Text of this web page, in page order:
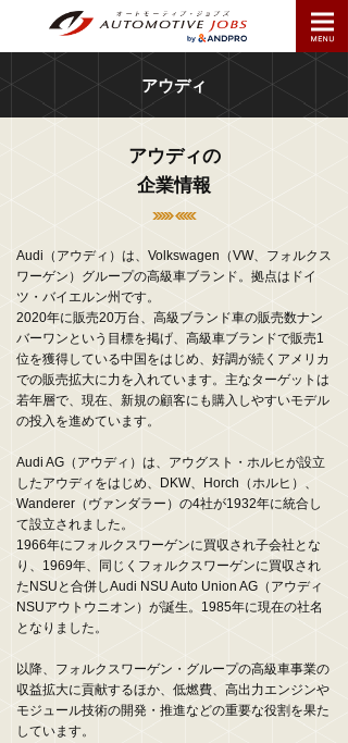
アウディ
アウディの
企業情報
Audi（アウディ）は、Volkswagen（VW、フォルクス
ワーゲン）グループの高級車ブランド。拠点はドイ
ツ・バイエルン州です。
2020年に販売20万台、高級ブランド車の販売数ナン
バーワンという目標を掲げ、高級車ブランドで販売1
位を獲得している中国をはじめ、好調が続くアメリカ
での販売拡大に力を入れています。主なターゲットは
若年層で、現在、新規の顧客にも購入しやすいモデル
の投入を進めています。
Audi AG（アウディ）は、アウグスト・ホルヒが設立
したアウディをはじめ、DKW、Horch（ホルヒ）、
Wanderer（ヴァンダラー）の4社が1932年に統合し
て設立されました。
1966年にフォルクスワーゲンに買収され子会社とな
り、1969年、同じくフォルクスワーゲンに買収され
たNSUと合併しAudi NSU Auto Union AG（アウディ
NSUアウトウニオン）が誕生。1985年に現在の社名
となりました。
以降、フォルクスワーゲン・グループの高級車事業の
収益拡大に貢献するほか、低燃費、高出力エンジンや
モジュール技術の開発・推進などの重要な役割を果た
しています。